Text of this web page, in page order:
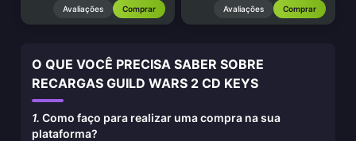
Avaliações Comprar Avaliações Comprar
O QUE VOCÊ PRECISA SABER SOBRE
RECARGAS GUILD WARS 2 CD KEYS
1. Como faço para realizar uma compra na sua
plataforma?